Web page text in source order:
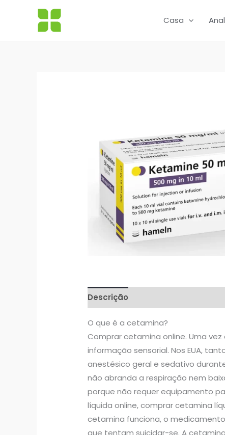
Casa
Descrição
O que é a cetamina?
Comprar cetamina online. Uma
informação sensorial. Nos EUA,
anestésico geral e sedativo
não abranda a respiração nem
porque não requer equipamento
líquida online, comprar cetamina
cetamina funciona, o
que tentam suicidar-se. A